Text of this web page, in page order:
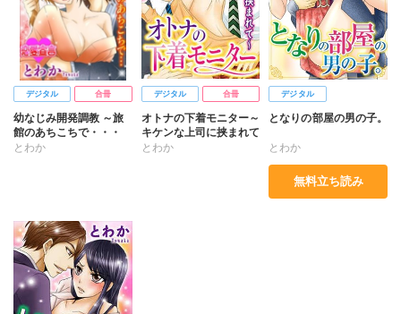
デジタル 合冊
幼なじみ開発調教 ～旅
館のあちこちで・・・
とわか
デジタル 合冊
オトナの下着モニター～
キケンな上司に挟まれて
とわか
デジタル
となりの部屋の男の子。
とわか
無料立ち読み